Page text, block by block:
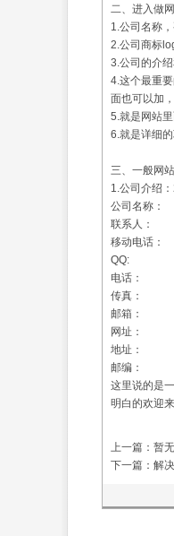
二、进入做
1.公司名称
2.公司商标
3.公司的介
4.这个最重
面也可以加
5.就是网站
6.就是详细的
三、一般网
1.公司介绍
公司名称：
联系人：
移动电话：
QQ:
电话：
传真：
邮箱：
网址：
地址：
邮编：
这里说的是
明白的欢迎
上一篇：暂
下一篇： 解